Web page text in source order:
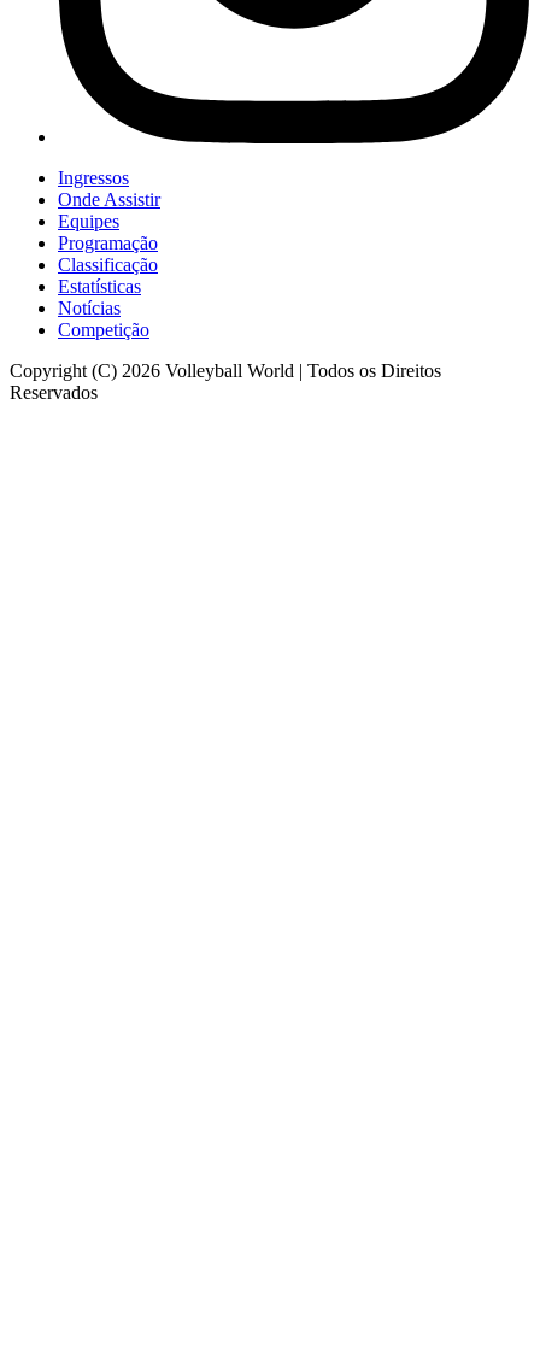
Ingressos
Onde Assistir
Equipes
Programação
Classificação
Estatísticas
Notícias
Competição
Copyright (C) 2026 Volleyball World | Todos os Direitos
Reservados